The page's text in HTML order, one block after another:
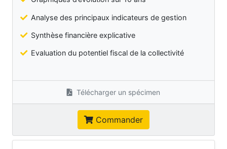
Analyse des principaux indicateurs de gestion
Synthèse financière explicative
Evaluation du potentiel fiscal de la collectivité
Télécharger un spécimen
Commander